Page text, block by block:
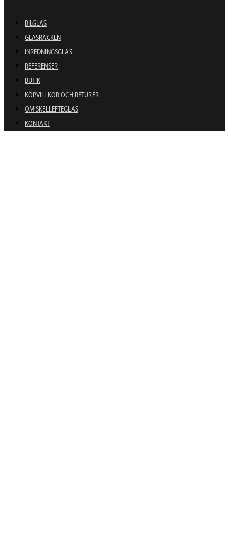
BILGLAS
GLASRÄCKEN
INREDNINGSGLAS
REFERENSER
BUTIK
KÖPVILLKOR OCH RETURER
OM SKELLEFTEGLAS
KONTAKT